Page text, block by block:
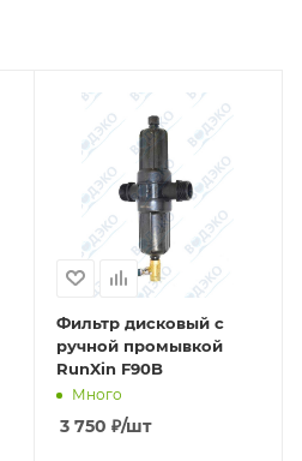
Фильтр дисковый с
ручной промывкой
RunXin F90B
Много
3 750 ₽/шт